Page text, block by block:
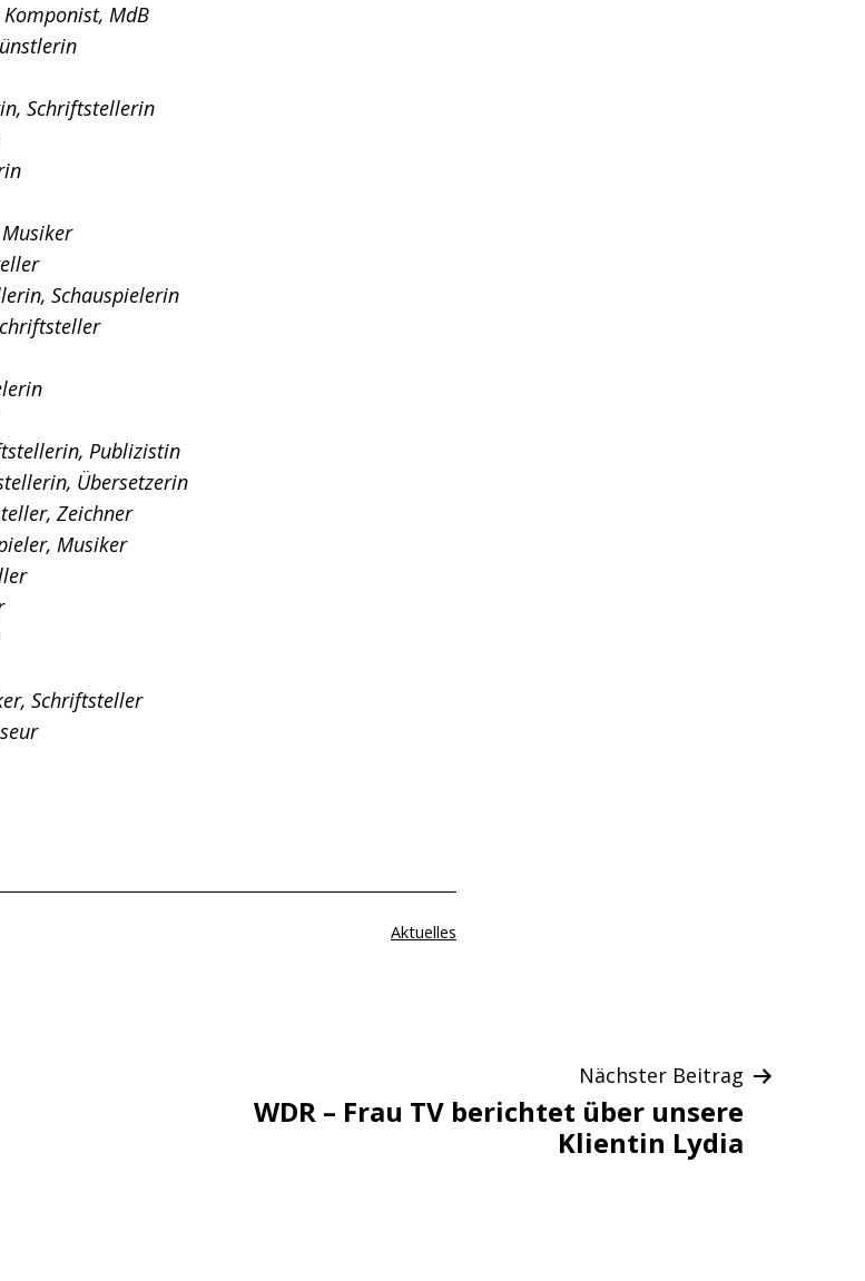
MdB
Schriftstellerin
Schauspielerin
Publizistin
Übersetzerin
Zeichner
Musiker
Schriftsteller
Kategorisiert
Aktuelles
Nächster Beitrag
WDR – Frau TV berichtet über unsere
Klientin Lydia